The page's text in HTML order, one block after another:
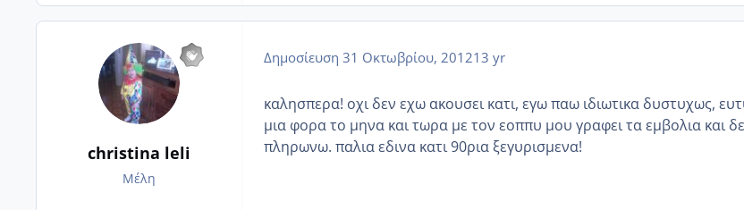
christina leli
Μέλη
Δημοσίευση 31 Οκτωβρίου, 201213 yr
καλησπερα! οχι δεν εχω ακουσει κατι, εγω παω ιδιωτικα δυστυχως,
μια φορα το μηνα και τωρα με τον εοππυ μου γραφει τα εμβολια και
πληρωνω. παλια εδινα κατι 90ρια ξεγυρισμενα!